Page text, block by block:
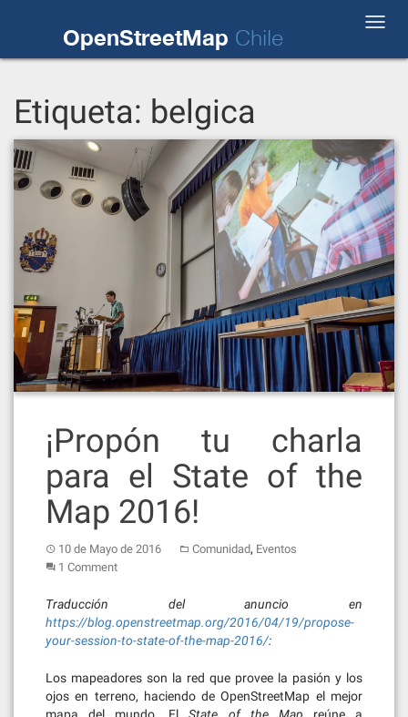
OpenStreetMap Chile
Etiqueta: belgica
¡Propón tu charla
para el State of the
Map 2016!
10 de Mayo de 2016 Comunidad, Eventos
1 Comment
Traducción del anuncio en
https://blog.openstreetmap.org/2016/04/19/propose-
your-session-to-state-of-the-map-2016/:
Los mapeadores son la red que provee la pasión y los
ojos en terreno, haciendo de OpenStreetMap el mejor